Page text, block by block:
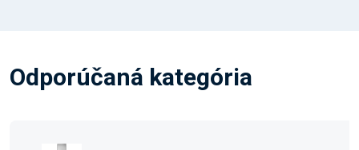
Odporúčaná kategória